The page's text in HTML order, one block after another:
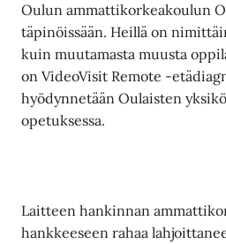
Oulun ammattikorkeakoulun
täpinöissään. Heillä on
kuin muutamasta muusta
on VideoVisit Remote -
hyödynnetään Oulaisten
opetuksessa.
Laitteen hankinnan
hankkeeseen rahaa